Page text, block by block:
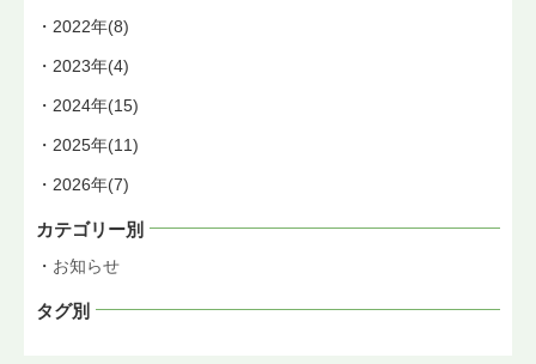
2022年(8)
2023年(4)
2024年(15)
2025年(11)
2026年(7)
カテゴリー別
お知らせ
タグ別